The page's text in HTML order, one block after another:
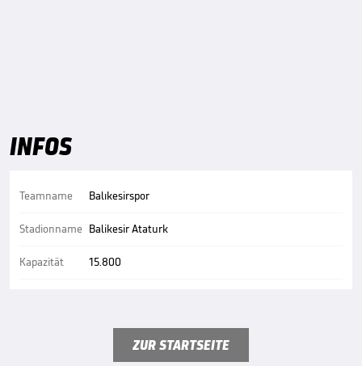
INFOS
Teamname
Stadionname
Kapazität
Balıkesirspor
Balikesir Ataturk
15.800
ZUR STARTSEITE